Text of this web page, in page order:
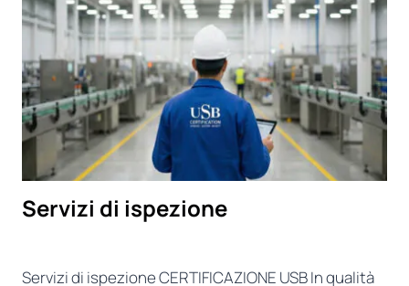
Servizi di ispezione
Servizi di ispezione CERTIFICAZIONE USB In qualità